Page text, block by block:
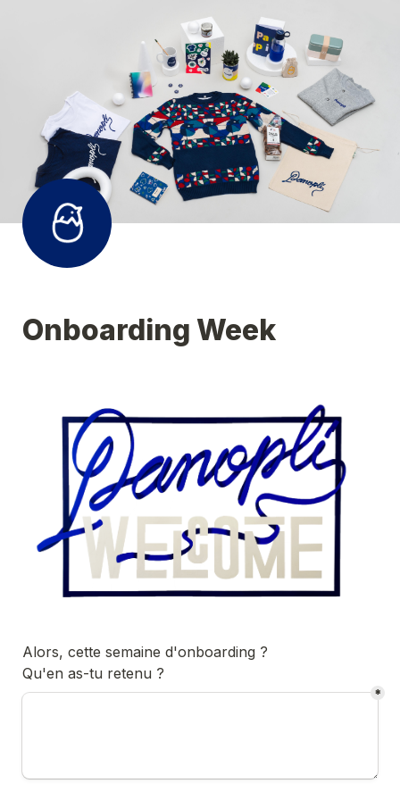
Onboarding Week
Alors, cette semaine d'onboarding ?
Qu'en as-tu retenu ?
*